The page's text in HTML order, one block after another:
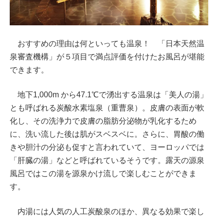
おすすめの理由は何といっても温泉！ 「日本天然温
泉審査機構」が５項目で満点評価を付けたお風呂が堪能
できます。
地下1,000m から47.1℃で湧出する温泉は「美人の湯」
とも呼ばれる炭酸水素塩泉（重曹泉）。皮膚の表面が軟
化し、その洗浄力で皮膚の脂肪分泌物が乳化するため
に、洗い流した後は肌がスベスベに。さらに、胃酸の働
きや胆汁の分泌も促すと言われていて、ヨーロッパでは
「肝臓の湯」などと呼ばれているそうです。露天の源泉
風呂ではこの湯を源泉かけ流しで楽しむことができま
す。
内湯には人気の人工炭酸泉のほか、異なる効果で楽し